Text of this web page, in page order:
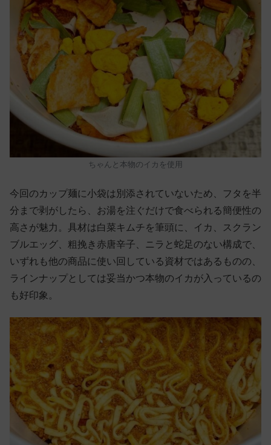
ちゃんと本物のイカを使用
今回のカップ麺に小袋は別添されていないため、フタを半
分まで剥がしたら、お湯を注ぐだけで食べられる簡便性の
高さが魅力。具材は白菜キムチを筆頭に、イカ、スクラン
ブルエッグ、粗挽き赤唐辛子、ニラと蛇足のない構成で、
いずれも他の商品に使い回している資材ではあるものの、
ラインナップとしては妥当かつ本物のイカが入っているの
も好印象。